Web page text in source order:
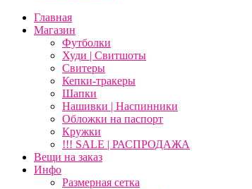
Главная
Магазин
Футболки
Худи | Свитшоты
Свитеры
Кепки-тракеры
Шапки
Нашивки | Наспинники
Обложки на паспорт
Кружки
!!! SALE | РАСПРОДАЖА
Вещи на заказ
Инфо
Размерная сетка